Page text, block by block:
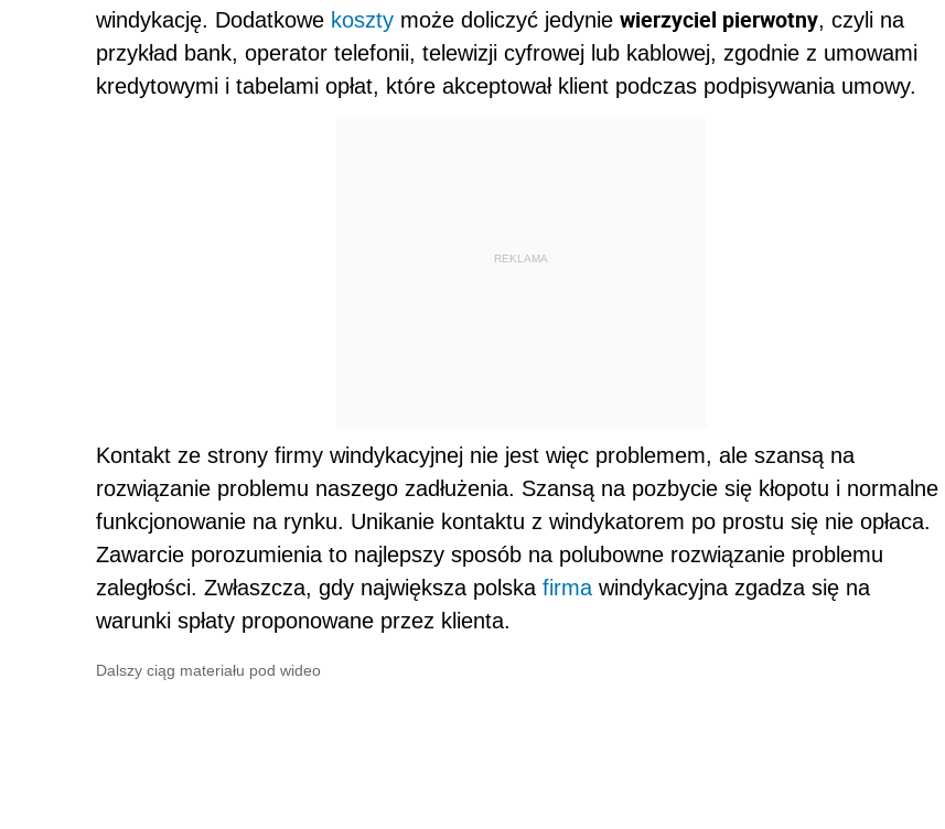
windykację. Dodatkowe koszty może doliczyć jedynie wierzyciel pierwotny, czyli na
przykład bank, operator telefonii, telewizji cyfrowej lub kablowej, zgodnie z umowami
kredytowymi i tabelami opłat, które akceptował klient podczas podpisywania umowy.
REKLAMA
Kontakt ze strony firmy windykacyjnej nie jest więc problemem, ale szansą na
rozwiązanie problemu naszego zadłużenia. Szansą na pozbycie się kłopotu i normalne
funkcjonowanie na rynku. Unikanie kontaktu z windykatorem po prostu się nie opłaca.
Zawarcie porozumienia to najlepszy sposób na polubowne rozwiązanie problemu
zaległości. Zwłaszcza, gdy największa polska firma windykacyjna zgadza się na
warunki spłaty proponowane przez klienta.
Dalszy ciąg materiału pod wideo